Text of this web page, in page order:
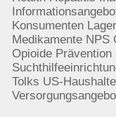
Konsumenten
Medikamente NPS
Opioide Prävention
Tolks US-